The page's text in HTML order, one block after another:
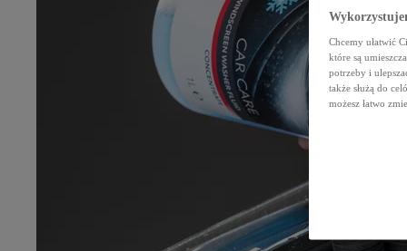
Chcemy ułatwić
które są
potrzeby i
także służą do
możesz łatwo